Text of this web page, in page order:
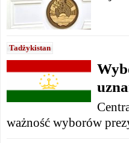
Tadżykistan
ważność wyborów